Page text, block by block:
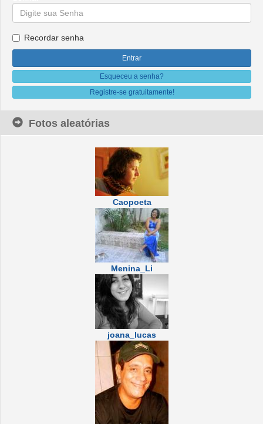
Recordar senha
Esqueceu a senha?
Registre-se gratuitamente!
Fotos aleatórias
Caopoeta
Menina_Li
joana_lucas